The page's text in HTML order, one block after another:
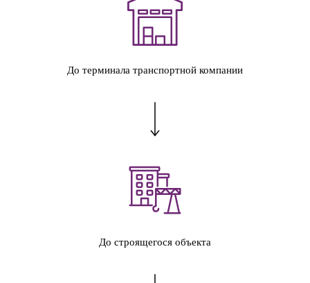
До терминала транспортной компании
До строящегося объекта